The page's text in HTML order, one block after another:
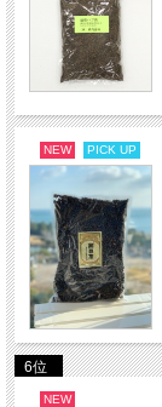
NEW PICK UP
6位
NEW